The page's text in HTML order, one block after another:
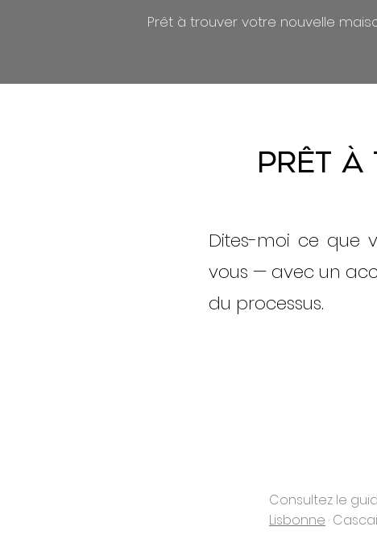
Prêt à trouver votre nouvelle
Prêt
Dites-moi ce que
vous — avec un
du processus.
Consultez le
Lisbonne ·